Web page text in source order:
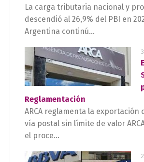
La carga tributaria nacional y
descendió al 26,9% del PBI en
Argentina continú...
Reglamentación
ARCA reglamenta la exportación
vía postal sin límite de valor
el proce...